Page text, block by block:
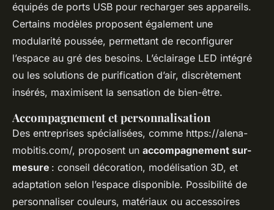
équipés de ports USB pour recharger ses appareils.
Certains modèles proposent également une
modularité poussée, permettant de reconfigurer
l’espace au gré des besoins. L’éclairage LED intégré
ou les solutions de purification d’air, discrètement
insérés, maximisent la sensation de bien-être.
Accompagnement et personnalisation
Des entreprises spécialisées, comme https://alena-
mobitis.com/, proposent un accompagnement sur-
mesure : conseil décoration, modélisation 3D, et
adaptation selon l’espace disponible. Possibilité de
personnaliser couleurs, matériaux ou accessoires